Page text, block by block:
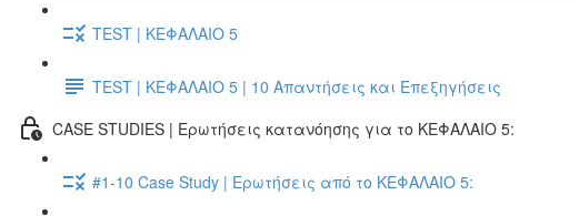
TEST | ΚΕΦΑΛΑΙΟ 5
TEST | ΚΕΦΑΛΑΙΟ 5 | 10 Απαντήσεις και Επεξηγήσεις
CASE STUDIES | Ερωτήσεις κατανόησης για το ΚΕΦΑΛΑΙΟ 5:
#1-10 Case Study | Ερωτήσεις από το ΚΕΦΑΛΑΙΟ 5: